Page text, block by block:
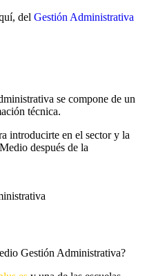
del Gestión Administrativa
se compone de un
técnica.
introducirte en el sector y la
después de la
Gestión Administrativa?